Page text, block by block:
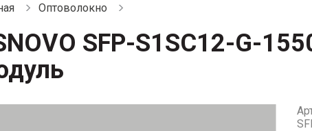
Оптоволокно
SFP-S1SC12-G-